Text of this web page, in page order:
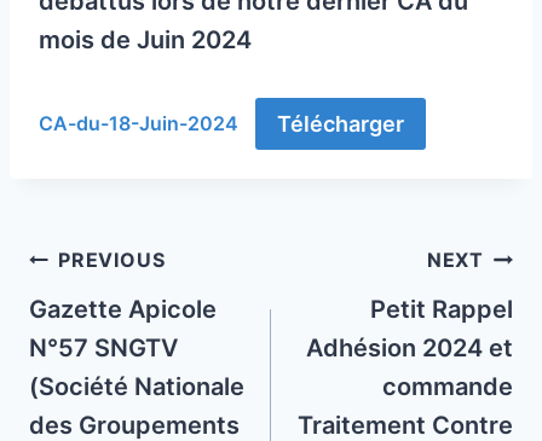
mois de Juin 2024
CA-du-18-Juin-2024 Télécharger
Post
navigation
PREVIOUS
Gazette Apicole
N°57 SNGTV
(Société Nationale
des Groupements
NEXT
Petit Rappel
Adhésion 2024 et
commande
Traitement Contre